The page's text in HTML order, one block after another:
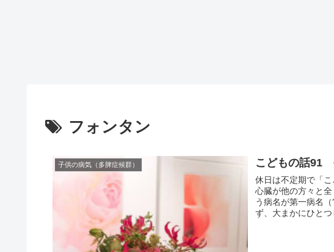
フォンタン
子供の病気（多脾症候群） こどもの話91
休日は不定期で「
心臓が他の方々と
う病名が第一病名
ず、大まかにひとつ